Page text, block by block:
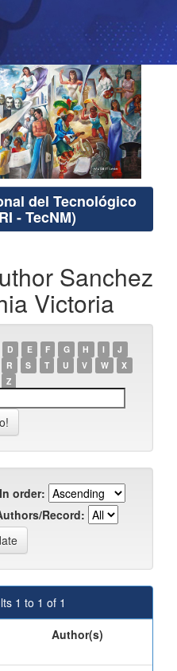
del Tecnológico
- TecNM)
Sanchez
Victoria
D E F G H I
J
R S T U V W
X
Z
In order:
Record:
1 to 1 of 1
Author(s)